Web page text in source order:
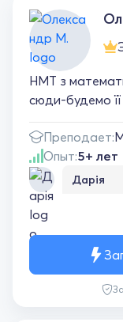
НМТ з
сюди-будемо її
Преподает:
Опыт:5+ лет
Дарія
стають
уважно